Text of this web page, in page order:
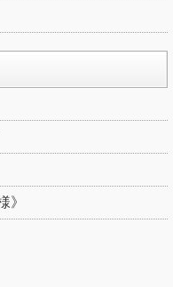
》